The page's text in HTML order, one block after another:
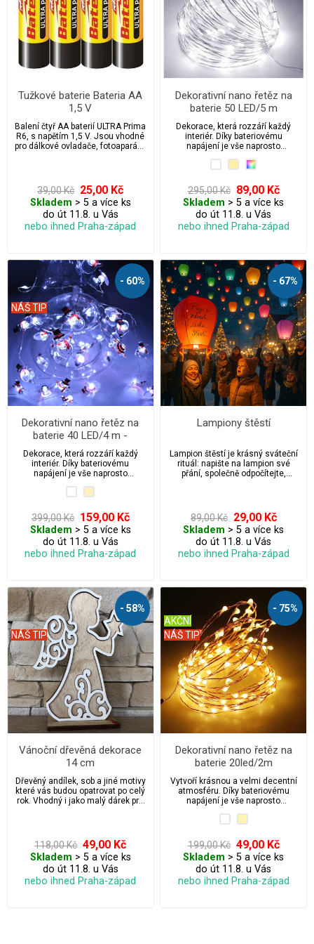
Tužkové baterie Bateria AA
1,5 V
Balení čtyř AA baterií ULTRA Prima
R6, s napětím 1,5 V. Jsou vhodné
pro dálkové ovladače, fotoaparáty,
39,00 Kč 25,00 Kč
Skladem > 5 a více ks
do út 11.8. u Vás
nebo ihned Praha-západ
Dekorativní nano řetěz na
baterie 50 LED/5 m
Dekorace, která rozzáří každý
interiér. Díky bateriovému
napájení je vše naprosto
295,00 Kč 89,00 Kč
Skladem > 5 a více ks
do út 11.8. u Vás
nebo ihned Praha-západ
- 60%
NÁŠ TIP
Dekorativní nano řetěz na
baterie 40 LED/4 m -
sněhulák
Dekorace, která rozzáří každý
interiér. Díky bateriovému
napájení je vše naprosto
399,00 Kč 159,00 Kč
Skladem > 5 a více ks
do út 11.8. u Vás
nebo ihned Praha-západ
- 67%
Lampiony štěstí
Lampion štěstí je krásný sváteční
rituál: napište na lampion své
přání, společně odpočítejte,
má šanci se splnit. Je to dojemná
společenská chvíle, která rozzáří
Vánoce, Silvestra, valentýn,
svatby i rodinné oslavy.
89,00 Kč 29,00 Kč
Skladem > 5 a více ks
do út 11.8. u Vás
nebo ihned Praha-západ
- 58%
NÁŠ TIP
Vánoční dřevěná dekorace
14 cm
Dřevěný andílek, sob a jiné motivy
které vás budou opatrovat po celý
rok. Vhodný i jako malý dárek pro
118,00 Kč 49,00 Kč
Skladem > 5 a více ks
do út 11.8. u Vás
nebo ihned Praha-západ
- 75%
NÁŠ TIP
AKČNÍ
Dekorativní nano řetěz na
baterie 20led/2m
Vytvoří krásnou a velmi decentní
atmosféru. Díky bateriovému
napájení je vše naprosto
199,00 Kč 49,00 Kč
Skladem > 5 a více ks
do út 11.8. u Vás
nebo ihned Praha-západ